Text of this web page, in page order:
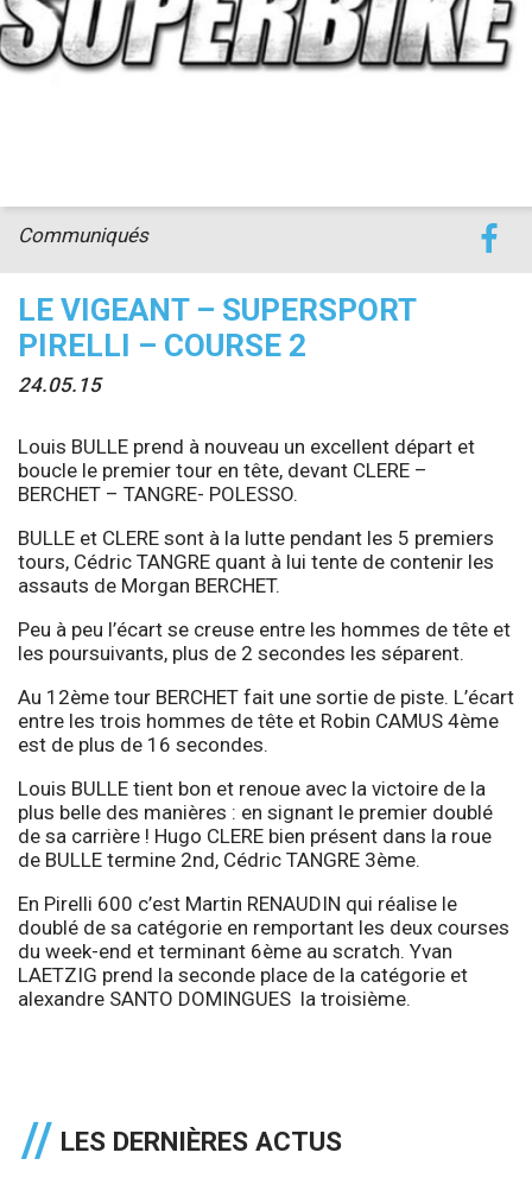
LE VIGEANT – SUPERSPORT
PIRELLI – COURSE 2
24.05.15
Communiqués
Louis BULLE prend à nouveau un excellent départ et
boucle le premier tour en tête, devant CLERE –
BERCHET – TANGRE- POLESSO.
BULLE et CLERE sont à la lutte pendant les 5 premiers
tours, Cédric TANGRE quant à lui tente de contenir les
assauts de Morgan BERCHET.
Peu à peu l’écart se creuse entre les hommes de tête et
les poursuivants, plus de 2 secondes les séparent.
Au 12ème tour BERCHET fait une sortie de piste. L’écart
entre les trois hommes de tête et Robin CAMUS 4ème
est de plus de 16 secondes.
Louis BULLE tient bon et renoue avec la victoire de la
plus belle des manières : en signant le premier doublé
de sa carrière ! Hugo CLERE bien présent dans la roue
de BULLE termine 2nd, Cédric TANGRE 3ème.
En Pirelli 600 c’est Martin RENAUDIN qui réalise le
doublé de sa catégorie en remportant les deux courses
du week-end et terminant 6ème au scratch. Yvan
LAETZIG prend la seconde place de la catégorie et
alexandre SANTO DOMINGUES la troisième.
LES DERNIÈRES ACTUS